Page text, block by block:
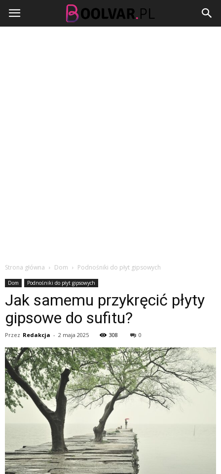
Boolvar.pl
Strona główna Dom Podnośniki do płyt gipsowych
Dom Podnośniki do płyt gipsowych
Jak samemu przykręcić płyty
gipsowe do sufitu?
Przez Redakcja - 2 maja 2025 308 0